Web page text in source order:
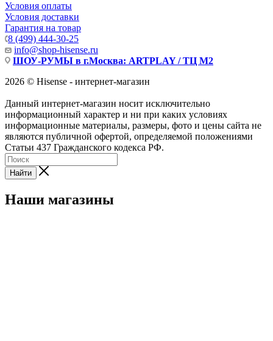
Условия оплаты
Условия доставки
Гарантия на товар
8 (499) 444-30-25
info@shop-hisense.ru
ШОУ-РУМЫ в г.Москва: ARTPLAY / ТЦ М2
2026 © Hisense - интернет-магазин
Данный интернет-магазин носит исключительно
информационный характер и ни при каких условиях
информационные материалы, размеры, фото и цены сайта не
являются публичной офертой, определяемой положениями
Статьи 437 Гражданского кодекса РФ.
Найти
Наши магазины